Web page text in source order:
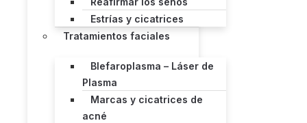
Estrías y cicatrices
Tratamientos faciales
Blefaroplasma – Láser de
Plasma
Marcas y cicatrices de
acné